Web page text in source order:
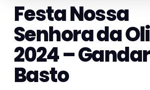
Festa Nossa
Senhora da
2024 –
Basto